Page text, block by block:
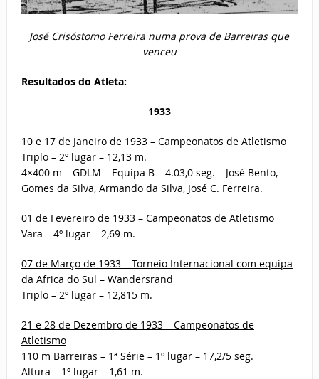
José Crisóstomo Ferreira numa prova de Barreiras que
venceu
Resultados do Atleta:
1933
10 e 17 de Janeiro de 1933 – Campeonatos de Atletismo
Triplo – 2º lugar – 12,13 m.
4×400 m – GDLM – Equipa B – 4.03,0 seg. – José Bento,
Gomes da Silva, Armando da Silva, José C. Ferreira.
01 de Fevereiro de 1933 – Campeonatos de Atletismo
Vara – 4º lugar – 2,69 m.
07 de Março de 1933 – Torneio Internacional com equipa
da Africa do Sul – Wandersrand
Triplo – 2º lugar – 12,815 m.
21 e 28 de Dezembro de 1933 – Campeonatos de
Atletismo
110 m Barreiras – 1ª Série – 1º lugar – 17,2/5 seg.
Altura – 1º lugar – 1,61 m.